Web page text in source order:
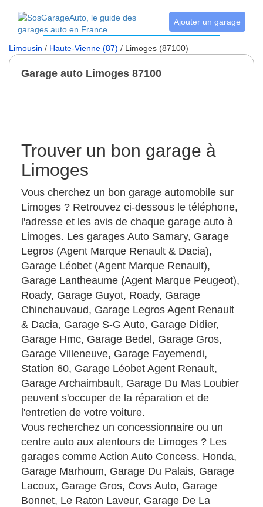
Ajouter un garage
Limousin / Haute-Vienne (87) / Limoges (87100)
Garage auto Limoges 87100
Trouver un bon garage à
Limoges
Vous cherchez un bon garage automobile sur
Limoges ? Retrouvez ci-dessous le téléphone,
l'adresse et les avis de chaque garage auto à
Limoges. Les garages Auto Samary, Garage
Legros (Agent Marque Renault & Dacia),
Garage Léobet (Agent Marque Renault),
Garage Lantheaume (Agent Marque Peugeot),
Roady, Garage Guyot, Roady, Garage
Chinchauvaud, Garage Legros Agent Renault
& Dacia, Garage S-G Auto, Garage Didier,
Garage Hmc, Garage Bedel, Garage Gros,
Garage Villeneuve, Garage Fayemendi,
Station 60, Garage Léobet Agent Renault,
Garage Archaimbault, Garage Du Mas Loubier
peuvent s'occuper de la réparation et de
l'entretien de votre voiture.
Vous recherchez un concessionnaire ou un
centre auto aux alentours de Limoges ? Les
garages comme Action Auto Concess. Honda,
Garage Marhoum, Garage Du Palais, Garage
Lacoux, Garage Gros, Covs Auto, Garage
Bonnet, Le Raton Laveur, Garage De La